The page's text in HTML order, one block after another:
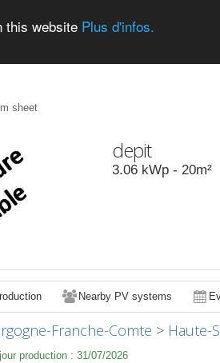
this website Plus d'infos.
sheet
depit
3.06 kWp - 20m²
Nearby PV systems
Franche-Comte > Haute-
production : 31/07/2026